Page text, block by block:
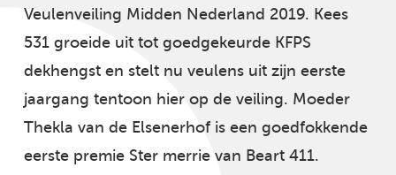
Veulenveiling Midden Nederland 2019. Kees
531 groeide uit tot goedgekeurde KFPS
dekhengst en stelt nu veulens uit zijn eerste
jaargang tentoon hier op de veiling. Moeder
Thekla van de Elsenerhof is een goedfokkende
eerste premie Ster merrie van Beart 411.